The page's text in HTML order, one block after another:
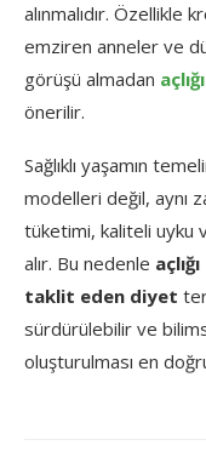
alınmalıdır. Özellikle
emziren anneler ve
görüşü almadan
önerilir.
Sağlıklı yaşamın
modelleri değil, aynı
tüketimi, kaliteli uyku
alır. Bu nedenle
taklit eden diyet
sürdürülebilir ve
oluşturulması en